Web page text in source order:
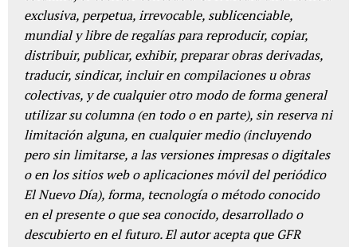
exclusiva, perpetua, irrevocable, sublicenciable,
mundial y libre de regalías para reproducir, copiar,
distribuir, publicar, exhibir, preparar obras derivadas,
traducir, sindicar, incluir en compilaciones u obras
colectivas, y de cualquier otro modo de forma general
utilizar su columna (en todo o en parte), sin reserva ni
limitación alguna, en cualquier medio (incluyendo
pero sin limitarse, a las versiones impresas o digitales
o en los sitios web o aplicaciones móvil del periódico
El Nuevo Día), forma, tecnología o método conocido
en el presente o que sea conocido, desarrollado o
descubierto en el futuro. El autor acepta que GFR